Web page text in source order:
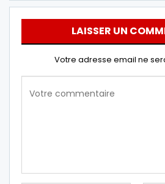
LAISSER UN
Votre adresse email ne